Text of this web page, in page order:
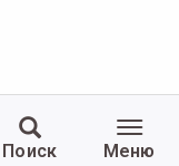
Поиск Меню